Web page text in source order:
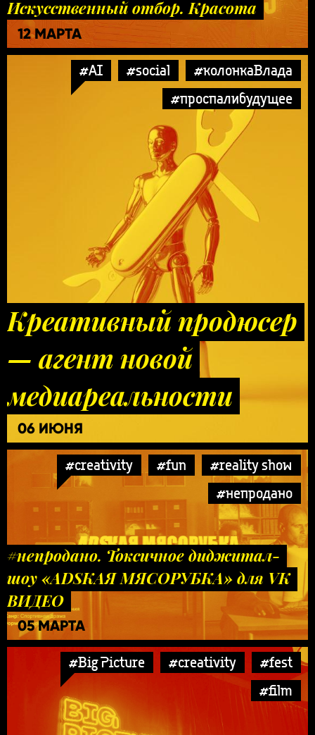
Искусственный отбор. Красота
12 МАРТА
#AI #social
#колонкаВлада
#проспалибудущее
Креативный продюсер
— агент новой
медиареальности
06 ИЮНЯ
#creativity #fun
#reality show
#непродано
#непродано. Токсичное диджитал-
шоу «ADSКАЯ МЯСОРУБКА» для VK
ВИДЕО
05 МАРТА
#Big Picture #creativity
#fest
#film